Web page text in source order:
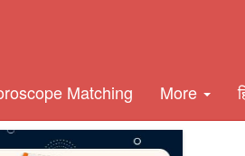
Matching More